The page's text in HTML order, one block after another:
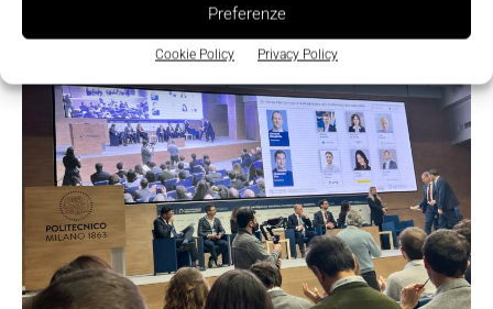
Preferenze
Cookie Policy Privacy Policy